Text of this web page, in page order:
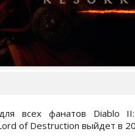
всех фанатов Diablo
of Destruction выйдет в